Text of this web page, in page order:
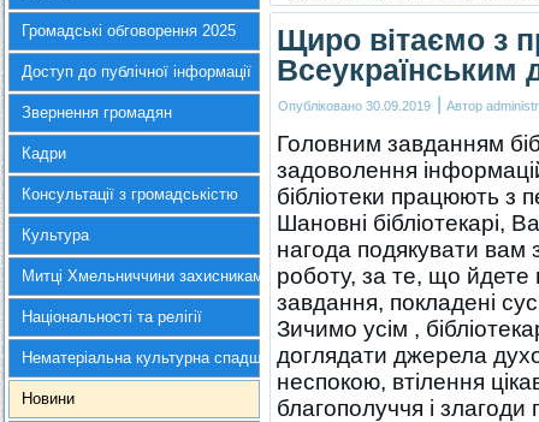
Громадські обговорення 2025
Доступ до публічної інформації
Звернення громадян
Кадри
Консультації з громадськістю
Культура
Митці Хмельниччини захисникам України
Національності та релігії
Нематеріальна культурна спадщина
Новини
Щиро вітаємо з
Всеукраїнським
Опубліковано 30.09.2019 | Автор
Головним завданням
задоволення
бібліотеки працюють з
Шановні бібліотекарі,
нагода подякувати вам
роботу, за те, що йдете
завдання, покладені
Зичимо усім ,
доглядати джерела
неспокою, втілення
благополуччя і